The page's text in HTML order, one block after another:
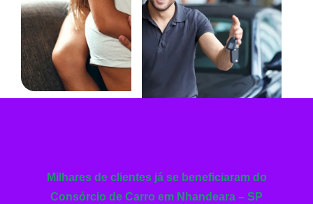
Milhares de clientes já se beneficiaram do
Consórcio de Carro em Nhandeara – SP